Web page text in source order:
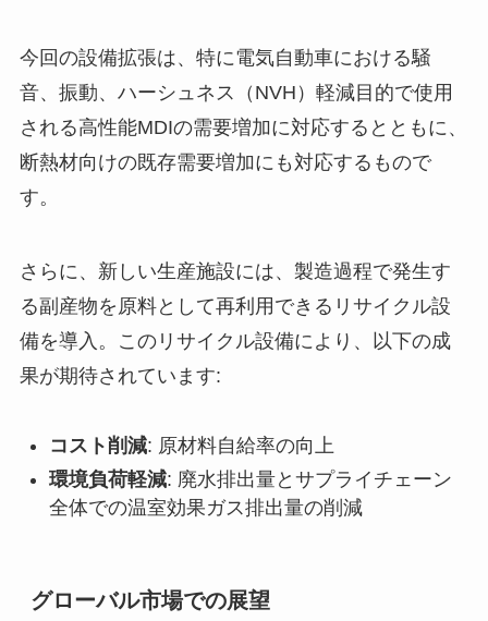
今回の設備拡張は、特に電気自動車における騒
音、振動、ハーシュネス（NVH）軽減目的で使用
される高性能MDIの需要増加に対応するとともに、
断熱材向けの既存需要増加にも対応するもので
す。
さらに、新しい生産施設には、製造過程で発生す
る副産物を原料として再利用できるリサイクル設
備を導入。このリサイクル設備により、以下の成
果が期待されています:
コスト削減: 原材料自給率の向上
環境負荷軽減: 廃水排出量とサプライチェーン
全体での温室効果ガス排出量の削減
グローバル市場での展望